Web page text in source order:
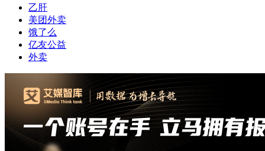
乙肝
美团外卖
饿了么
亿友公益
外卖